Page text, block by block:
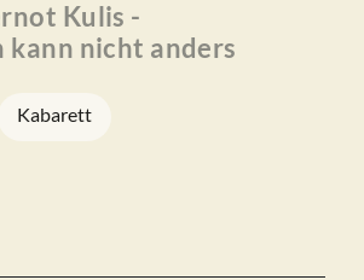
Kulis -
kann nicht anders
Kabarett